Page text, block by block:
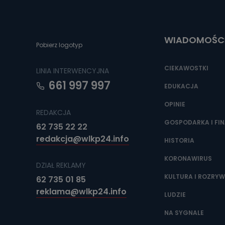
Jakie
źródeł
adres
Jak
Pobierz logotyp
LINIA INTERWENCYJNA
661 997 997
REDAKCJA
62 735 22 22
redakcja@wlkp24.info
DZIAŁ REKLAMY
62 735 01 85
reklama@wlkp24.info
CIEKAWOSTKI
EDUKACJA
OPINIE
GOSPODARKA I
HISTORIA
KORONAWIRUS
KULTURA I
LUDZIE
NA SYGNALE